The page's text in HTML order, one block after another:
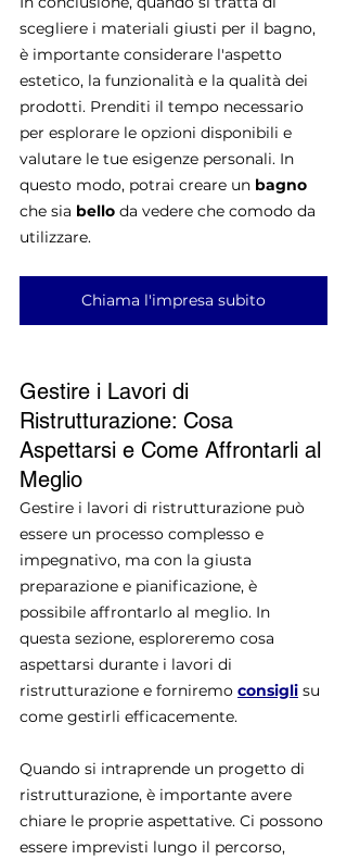
scegliere i materiali giusti per il bagno,
è importante considerare l'aspetto
estetico, la funzionalità e la qualità dei
prodotti. Prenditi il tempo necessario
per esplorare le opzioni disponibili e
valutare le tue esigenze personali. In
questo modo, potrai creare un bagno
che sia bello da vedere che comodo da
utilizzare.
Chiama l'impresa subito
Gestire i Lavori di
Ristrutturazione: Cosa
Aspettarsi e Come Affrontarli al
Meglio
Gestire i lavori di ristrutturazione può
essere un processo complesso e
impegnativo, ma con la giusta
preparazione e pianificazione, è
possibile affrontarlo al meglio. In
questa sezione, esploreremo cosa
aspettarsi durante i lavori di
ristrutturazione e forniremo consigli su
come gestirli efficacemente.
Quando si intraprende un progetto di
ristrutturazione, è importante avere
chiare le proprie aspettative. Ci possono
essere imprevisti lungo il percorso,